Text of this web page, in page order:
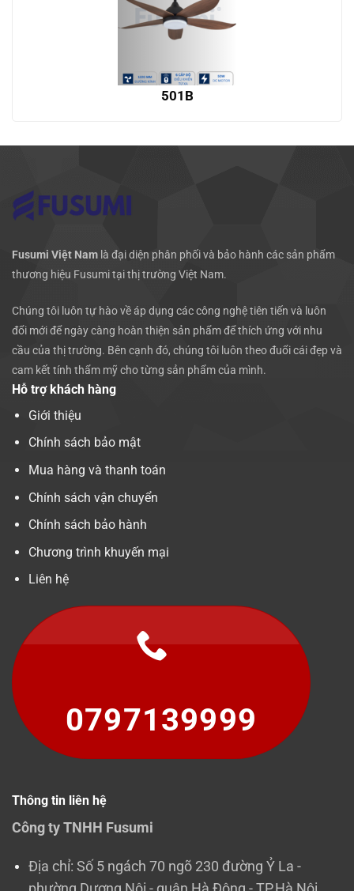
501B
Fusumi Việt Nam là đại diện phân phối và bảo hành các sản phẩm
thương hiệu Fusumi tại thị trường Việt Nam.
Chúng tôi luôn tự hào về áp dụng các công nghệ tiên tiến và luôn
đổi mới để ngày càng hoàn thiện sản phẩm để thích ứng với nhu
cầu của thị trường. Bên cạnh đó, chúng tôi luôn theo đuổi cái đẹp và
cam kết tính thẩm mỹ cho từng sản phẩm của mình.
Hỗ trợ khách hàng
Giới thiệu
Chính sách bảo mật
Mua hàng và thanh toán
Chính sách vận chuyển
Chính sách bảo hành
Chương trình khuyến mại
Liên hệ
0797139999
Thông tin liên hệ
Công ty TNHH Fusumi
Địa chỉ: Số 5 ngách 70 ngõ 230 đường Ỷ La -